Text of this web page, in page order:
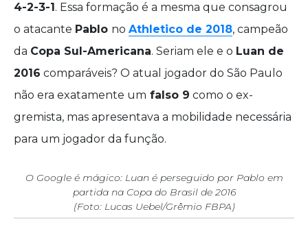
4-2-3-1 . Essa formação é a mesma que consagrou
o atacante Pablo no Athletico de 2018, campeão
da Copa Sul-Americana. Seriam ele e o Luan de
2016 comparáveis? O atual jogador do São Paulo
não era exatamente um falso 9 como o ex-
gremista, mas apresentava a mobilidade necessária
para um jogador da função.
O Google é mágico: Luan é perseguido por Pablo em
partida na Copa do Brasil de 2016
(Foto: Lucas Uebel/Grêmio FBPA)